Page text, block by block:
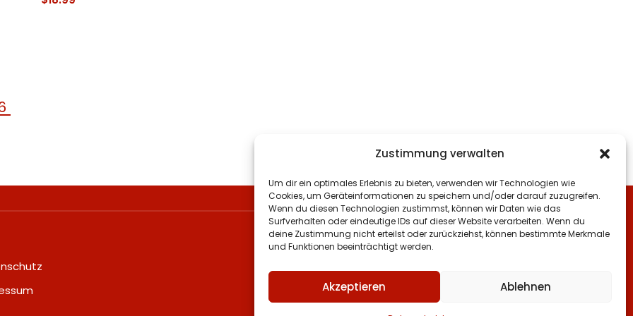
Zustimmung verwalten
Um dir ein optimales Erlebnis zu bieten, verwenden wir Technologien wie
Cookies, um Geräteinformationen zu speichern und/oder darauf zuzugreifen.
Wenn du diesen Technologien zustimmst, können wir Daten wie das
Surfverhalten oder eindeutige IDs auf dieser Website verarbeiten. Wenn du
deine Zustimmung nicht erteilst oder zurückziehst, können bestimmte Merkmale
und Funktionen beeinträchtigt werden.
Akzeptieren Ablehnen
Hauptbahnhof München